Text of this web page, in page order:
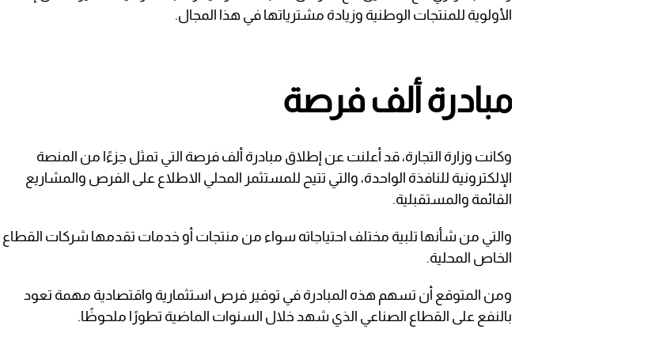
الأولوية للمنتجات الوطنية وزيادة مشترياتها في هذا المجال.
مبادرة ألف فرصة
وكانت وزارة التجارة، قد أعلنت عن إطلاق مبادرة ألف فرصة التي تمثل جزءًا من المنصة
الإلكترونية للنافذة الواحدة، والتي تتيح للمستثمر المحلي الاطلاع على الفرص والمشاريع
القائمة والمستقبلية.
والتي من شأنها تلبية مختلف احتياجاته سواء من منتجات أو خدمات تقدمها شركات القطاع
الخاص المحلية.
ومن المتوقع أن تسهم هذه المبادرة في توفير فرص استثمارية واقتصادية مهمة تعود
بالنفع على القطاع الصناعي الذي شهد خلال السنوات الماضية تطورًا ملحوظًا.